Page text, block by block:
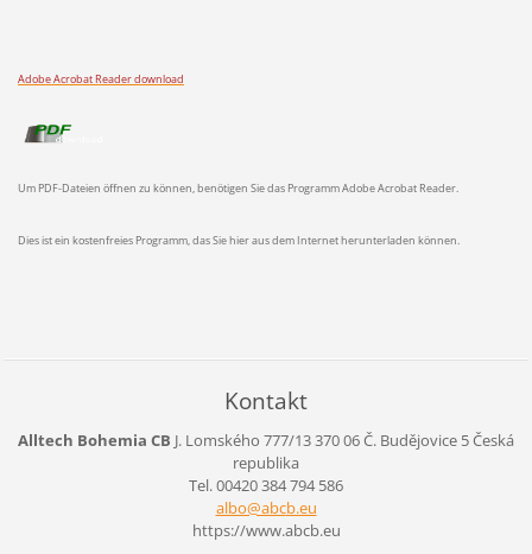
Adobe Acrobat Reader download
Um PDF-Dateien öffnen zu können, benötigen Sie das Programm Adobe Acrobat Reader.
Dies ist ein kostenfreies Programm, das Sie hier aus dem Internet herunterladen können.
Kontakt
Alltech Bohemia CB J. Lomského 777/13370 06 Č. Budějovice 5Česká
republika
Tel. 00420 384 794 586
albo@abcb.eu
https://www.abcb.eu